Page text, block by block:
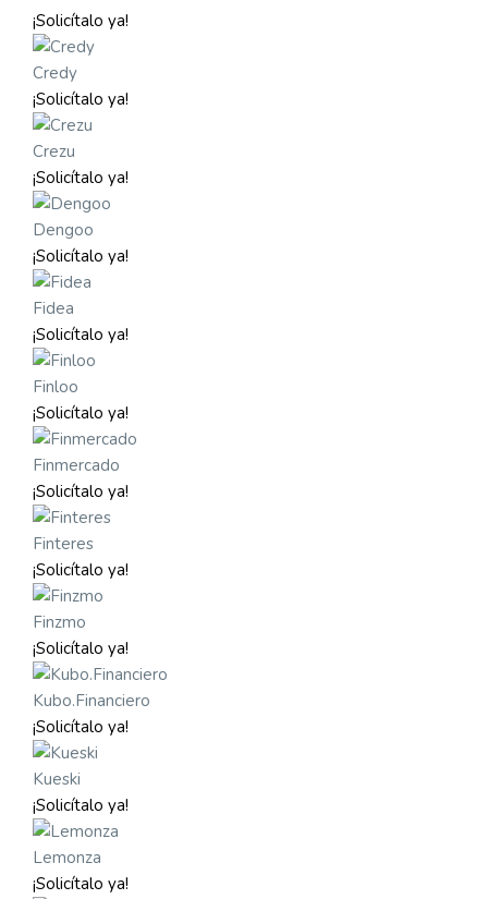
¡Solicítalo ya!
Credy
¡Solicítalo ya!
Crezu
¡Solicítalo ya!
Dengoo
¡Solicítalo ya!
Fidea
¡Solicítalo ya!
Finloo
¡Solicítalo ya!
Finmercado
¡Solicítalo ya!
Finteres
¡Solicítalo ya!
Finzmo
¡Solicítalo ya!
Kubo.Financiero
¡Solicítalo ya!
Kueski
¡Solicítalo ya!
Lemonza
¡Solicítalo ya!